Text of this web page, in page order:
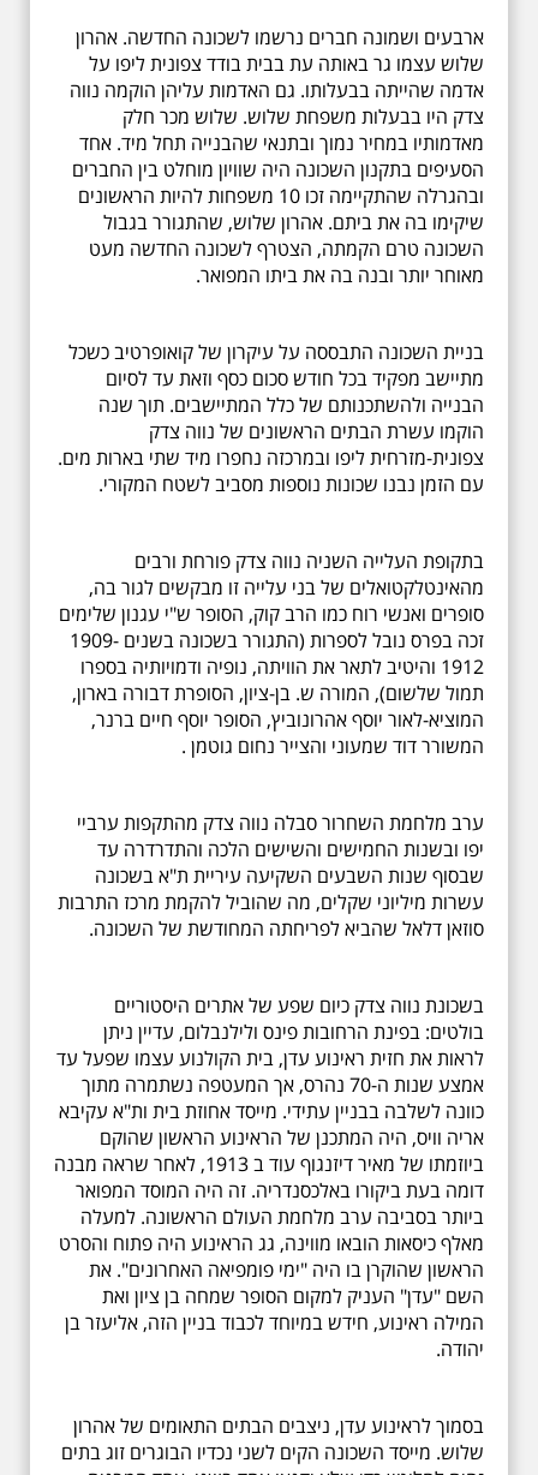
ארבעים ושמונה חברים נרשמו לשכונה החדשה. אהרון
שלוש עצמו גר באותה עת בבית בודד צפונית ליפו על
אדמה שהייתה בבעלותו. גם האדמות עליהן הוקמה נווה
צדק היו בבעלות משפחת שלוש. שלוש מכר חלק
מאדמותיו במחיר נמוך ובתנאי שהבנייה תחל מיד. אחד
הסעיפים בתקנון השכונה היה שוויון מוחלט בין החברים
ובהגרלה שהתקיימה זכו 10 משפחות להיות הראשונים
שיקימו בה את ביתם. אהרון שלוש, שהתגורר בגבול
השכונה טרם הקמתה, הצטרף לשכונה החדשה מעט
מאוחר יותר ובנה בה את ביתו המפואר.
בניית השכונה התבססה על עיקרון של קואופרטיב כשכל
מתיישב מפקיד בכל חודש סכום כסף וזאת עד לסיום
הבנייה ולהשתכנותם של כלל המתיישבים. תוך שנה
הוקמו עשרת הבתים הראשונים של נווה צדק
צפונית-מזרחית ליפו ובמרכזה נחפרו מיד שתי בארות מים.
עם הזמן נבנו שכונות נוספות מסביב לשטח המקורי.
בתקופת העלייה השניה נווה צדק פורחת ורבים
מהאינטלקטואלים של בני עלייה זו מבקשים לגור בה,
סופרים ואנשי רוח כמו הרב קוק, הסופר ש"י עגנון שלימים
זכה בפרס נובל לספרות (התגורר בשכונה בשנים 1909-
1912 והיטיב לתאר את הוויתה, נופיה ודמויותיה בספרו
תמול שלשום), המורה ש. בן-ציון, הסופרת דבורה בארון,
המוציא-לאור יוסף אהרונוביץ, הסופר יוסף חיים ברנר,
המשורר דוד שמעוני והצייר נחום גוטמן .
ערב מלחמת השחרור סבלה נווה צדק מהתקפות ערביי
יפו ובשנות החמישים והשישים הלכה והתדרדרה עד
שבסוף שנות השבעים השקיעה עיריית ת"א בשכונה
עשרות מיליוני שקלים, מה שהוביל להקמת מרכז התרבות
סוזאן דלאל שהביא לפריחתה המחודשת של השכונה.
בשכונת נווה צדק כיום שפע של אתרים היסטוריים
בולטים: בפינת הרחובות פינס ולילנבלום, עדיין ניתן
לראות את חזית ראינוע עדן, בית הקולנוע עצמו שפעל עד
אמצע שנות ה-70 נהרס, אך המעטפה נשתמרה מתוך
כוונה לשלבה בבניין עתידי. מייסד אחוזת בית ות"א עקיבא
אריה וויס, היה המתכנן של הראינוע הראשון שהוקם
ביוזמתו של מאיר דיזנגוף עוד ב 1913, לאחר שראה מבנה
דומה בעת ביקורו באלכסנדריה. זה היה המוסד המפואר
ביותר בסביבה ערב מלחמת העולם הראשונה. למעלה
מאלף כיסאות הובאו מווינה, גג הראינוע היה פתוח והסרט
הראשון שהוקרן בו היה "ימי פומפיאה האחרונים". את
השם "עדן" העניק למקום הסופר שמחה בן ציון ואת
המילה ראינוע, חידש במיוחד לכבוד בניין הזה, אליעזר בן
יהודה.
בסמוך לראינוע עדן, ניצבים הבתים התאומים של אהרון
שלוש. מייסד השכונה הקים לשני נכדיו הבוגרים זוג בתים